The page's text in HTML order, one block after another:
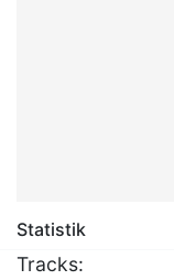
Statistik
Tracks: